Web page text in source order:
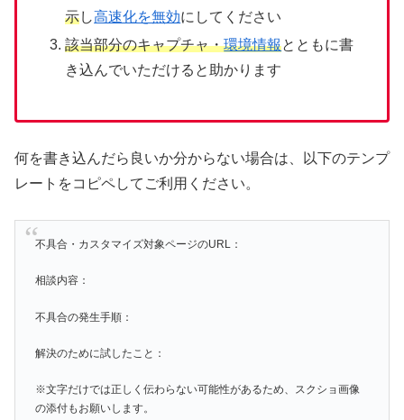
示し高速化を無効にしてください
該当部分のキャプチャ・環境情報とともに書
き込んでいただけると助かります
何を書き込んだら良いか分からない場合は、以下のテンプ
レートをコピペしてご利用ください。
不具合・カスタマイズ対象ページのURL：
相談内容：
不具合の発生手順：
解決のために試したこと：
※文字だけでは正しく伝わらない可能性があるため、スクショ画像
の添付もお願いします。